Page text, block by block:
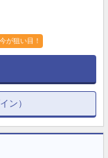
今が狙い目！
ン）